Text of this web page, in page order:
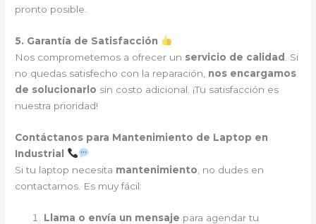
pronto posible.
5. Garantía de Satisfacción
Nos comprometemos a ofrecer un servicio de calidad
. Si
no quedas satisfecho con la reparación, nos encargamos
de solucionarlo sin costo adicional. ¡Tu satisfacción es
nuestra prioridad!
Contáctanos para Mantenimiento de Laptop en
Industrial
Si tu laptop necesita mantenimiento , no dudes en
contactarnos. Es muy fácil:
Llama o envía un mensaje para agendar tu